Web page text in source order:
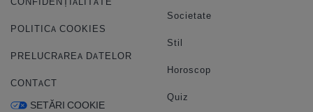
POLITICA COOKIES
PRELUCRAREA DATELOR
CONTACT
SETĂRI COOKIE
Societate
Stil
Horoscop
Quiz